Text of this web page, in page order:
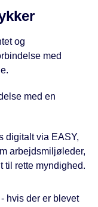
og
med
med en
digitalt via EASY,
arbejdsmiljøleder,
til rette myndighed.
hvis der er blevet